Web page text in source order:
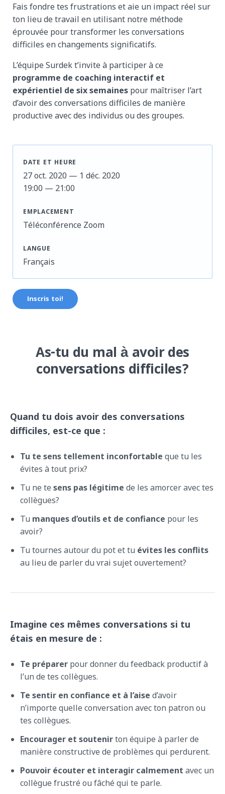
Fais fondre tes frustrations et aie un impact réel sur
ton lieu de travail en utilisant notre méthode
éprouvée pour transformer les conversations
difficiles en changements significatifs.
L’équipe Surdek t’invite à participer à ce
programme de coaching interactif et
expérientiel de six semaines pour maîtriser l’art
d’avoir des conversations difficiles de manière
productive avec des individus ou des groupes.
DATE ET HEURE
27 oct. 2020 — 1 déc. 2020
19:00 — 21:00
EMPLACEMENT
Téléconférence Zoom
LANGUE
Français
Inscris toi!
As-tu du mal à avoir des
conversations difficiles?
Quand tu dois avoir des conversations
difficiles, est-ce que :
Tu te sens tellement inconfortable que tu les
évites à tout prix?
Tu ne te sens pas légitime de les amorcer avec tes
collègues?
Tu manques d’outils et de confiance pour les
avoir?
Tu tournes autour du pot et tu évites les conflits
au lieu de parler du vrai sujet ouvertement?
Imagine ces mêmes conversations si tu
étais en mesure de :
Te préparer pour donner du feedback productif à
l’un de tes collègues.
Te sentir en confiance et à l’aise d’avoir
n’importe quelle conversation avec ton patron ou
tes collègues.
Encourager et soutenirton équipe à parler de
manière constructive de problèmes qui perdurent.
Pouvoir écouter et interagir calmement avec un
collègue frustré ou fâché qui te parle.